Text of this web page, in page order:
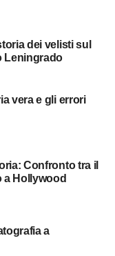
Leningrado
a Hollywood